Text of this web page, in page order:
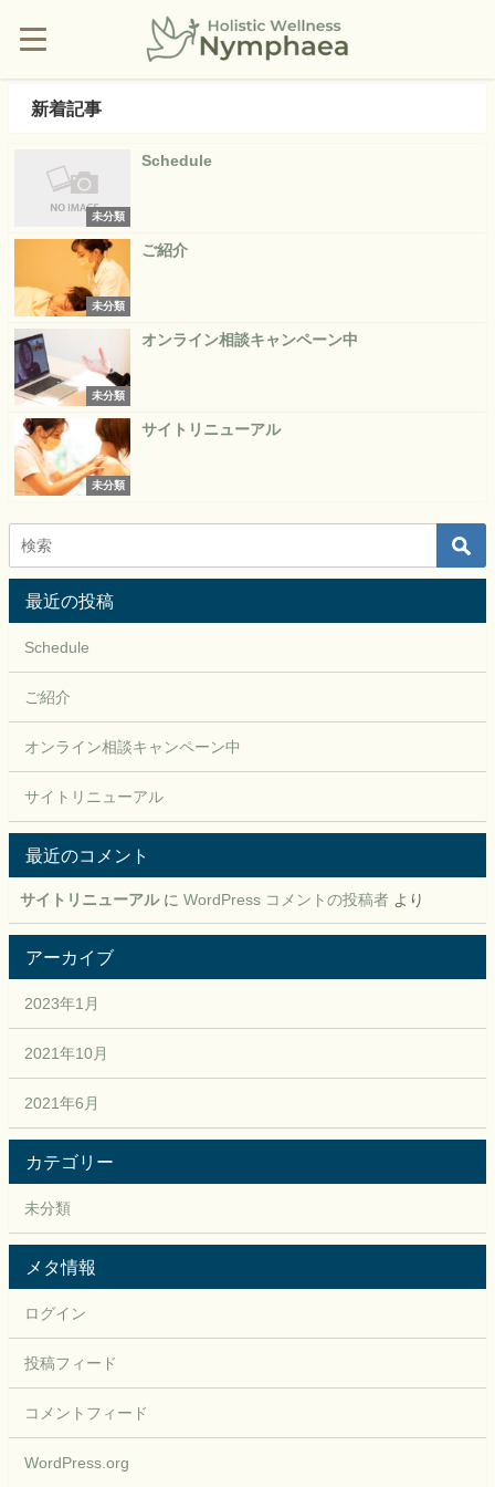
新着記事
未分類
Schedule
未分類
ご紹介
未分類
オンライン相談キャンペーン中
未分類
サイトリニューアル
最近の投稿
Schedule
ご紹介
オンライン相談キャンペーン中
サイトリニューアル
最近のコメント
サイトリニューアルに WordPress コメントの投稿者 より
アーカイブ
2023年1月
2021年10月
2021年6月
カテゴリー
未分類
メタ情報
ログイン
投稿フィード
コメントフィード
WordPress.org